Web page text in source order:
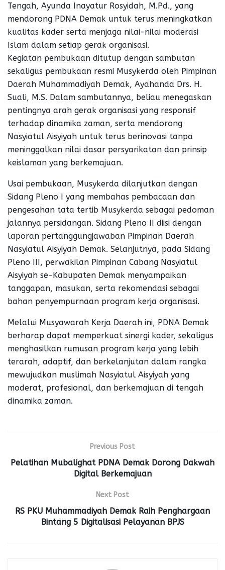
Tengah, Ayunda Inayatur Rosyidah, M.Pd., yang
mendorong PDNA Demak untuk terus meningkatkan
kualitas kader serta menjaga nilai-nilai moderasi
Islam dalam setiap gerak organisasi.
Kegiatan pembukaan ditutup dengan sambutan
sekaligus pembukaan resmi Musykerda oleh Pimpinan
Daerah Muhammadiyah Demak, Ayahanda Drs. H.
Suali, M.S. Dalam sambutannya, beliau menegaskan
pentingnya arah gerak organisasi yang responsif
terhadap dinamika zaman, serta mendorong
Nasyiatul Aisyiyah untuk terus berinovasi tanpa
meninggalkan nilai dasar persyarikatan dan prinsip
keislaman yang berkemajuan.
Usai pembukaan, Musykerda dilanjutkan dengan
Sidang Pleno I yang membahas pembacaan dan
pengesahan tata tertib Musykerda sebagai pedoman
jalannya persidangan. Sidang Pleno II diisi dengan
laporan pertanggungjawaban Pimpinan Daerah
Nasyiatul Aisyiyah Demak. Selanjutnya, pada Sidang
Pleno III, perwakilan Pimpinan Cabang Nasyiatul
Aisyiyah se-Kabupaten Demak menyampaikan
tanggapan, masukan, serta rekomendasi sebagai
bahan penyempurnaan program kerja organisasi.
Melalui Musyawarah Kerja Daerah ini, PDNA Demak
berharap dapat memperkuat sinergi kader, sekaligus
menghasilkan rumusan program kerja yang lebih
terarah, adaptif, dan berkelanjutan dalam rangka
mewujudkan muslimah Nasyiatul Aisyiyah yang
moderat, profesional, dan berkemajuan di tengah
dinamika zaman.
Previous Post
Pelatihan Mubalighat PDNA Demak Dorong Dakwah
Digital Berkemajuan
Next Post
RS PKU Muhammadiyah Demak Raih Penghargaan
Bintang 5 Digitalisasi Pelayanan BPJS